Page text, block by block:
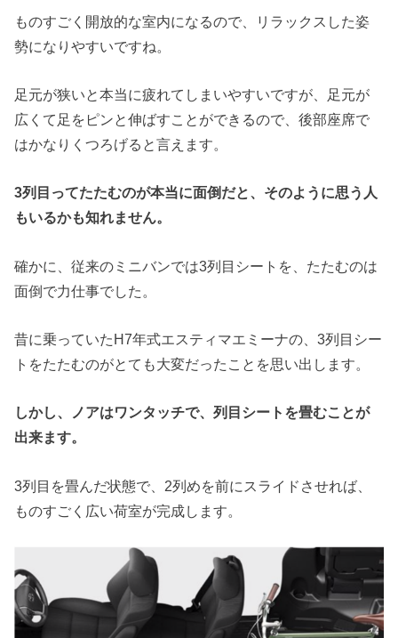
ものすごく開放的な室内になるので、リラックスした姿
勢になりやすいですね。
足元が狭いと本当に疲れてしまいやすいですが、足元が
広くて足をピンと伸ばすことができるので、後部座席で
はかなりくつろげると言えます。
3列目ってたたむのが本当に面倒だと、そのように思う人
もいるかも知れません。
確かに、従来のミニバンでは3列目シートを、たたむのは
面倒で力仕事でした。
昔に乗っていたH7年式エスティマエミーナの、3列目シー
トをたたむのがとても大変だったことを思い出します。
しかし、ノアはワンタッチで、列目シートを畳むことが
出来ます。
3列目を畳んだ状態で、2列めを前にスライドさせれば、
ものすごく広い荷室が完成します。